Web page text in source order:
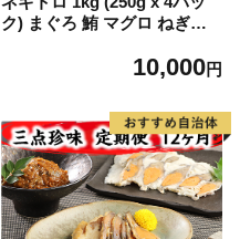
ク) まぐろ 鮪 マグロ ねぎと
マグロのたたき TY031-2x
10,000円